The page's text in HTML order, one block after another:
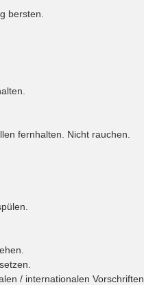
bersten.
fernhalten. Nicht rauchen.
/ internationalen Vorschriften.